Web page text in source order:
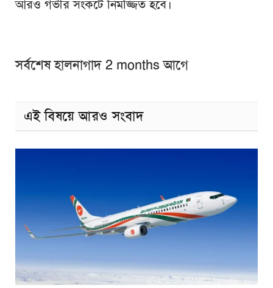
আরও গভীর সংকটে নিমজ্জিত হবে।
সর্বশেষ হালনাগাদ 2 months আগে
এই বিষয়ে আরও সংবাদ